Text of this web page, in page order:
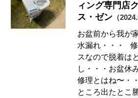
ィング専門店
ス・ゼン （
お盆前から我が
水漏れ・・・
スなので脱着は
し・・・お盆休
修理とはね〜・
ところ出たとこ